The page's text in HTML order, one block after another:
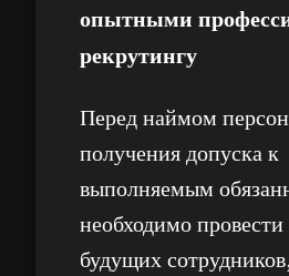
опытными
рекрутингу
Перед наймом
получения допуска к
выполняемым
необходимо провести
будущих